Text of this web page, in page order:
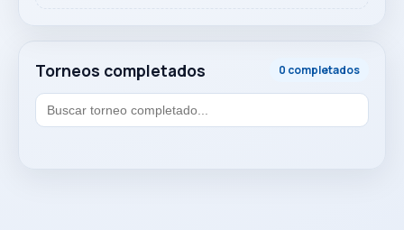
Torneos completados 0 completados